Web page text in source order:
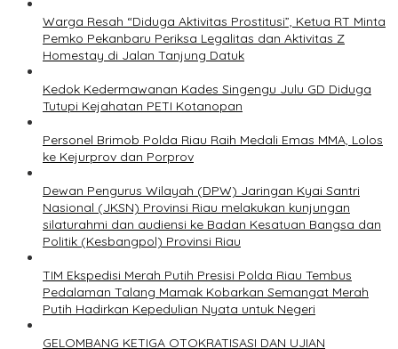
Warga Resah “Diduga Aktivitas Prostitusi”, Ketua RT Minta
Pemko Pekanbaru Periksa Legalitas dan Aktivitas Z
Homestay di Jalan Tanjung Datuk
Kedok Kedermawanan Kades Singengu Julu GD Diduga
Tutupi Kejahatan PETI Kotanopan
Personel Brimob Polda Riau Raih Medali Emas MMA, Lolos
ke Kejurprov dan Porprov
Dewan Pengurus Wilayah (DPW) Jaringan Kyai Santri
Nasional (JKSN) Provinsi Riau melakukan kunjungan
silaturahmi dan audiensi ke Badan Kesatuan Bangsa dan
Politik (Kesbangpol) Provinsi Riau
TIM Ekspedisi Merah Putih Presisi Polda Riau Tembus
Pedalaman Talang Mamak Kobarkan Semangat Merah
Putih Hadirkan Kepedulian Nyata untuk Negeri
GELOMBANG KETIGA OTOKRATISASI DAN UJIAN